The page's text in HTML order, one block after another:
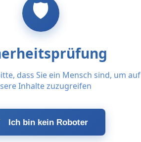
dass Sie ein Mensch sind, um auf
Inhalte zuzugreifen
Ich bin kein Roboter